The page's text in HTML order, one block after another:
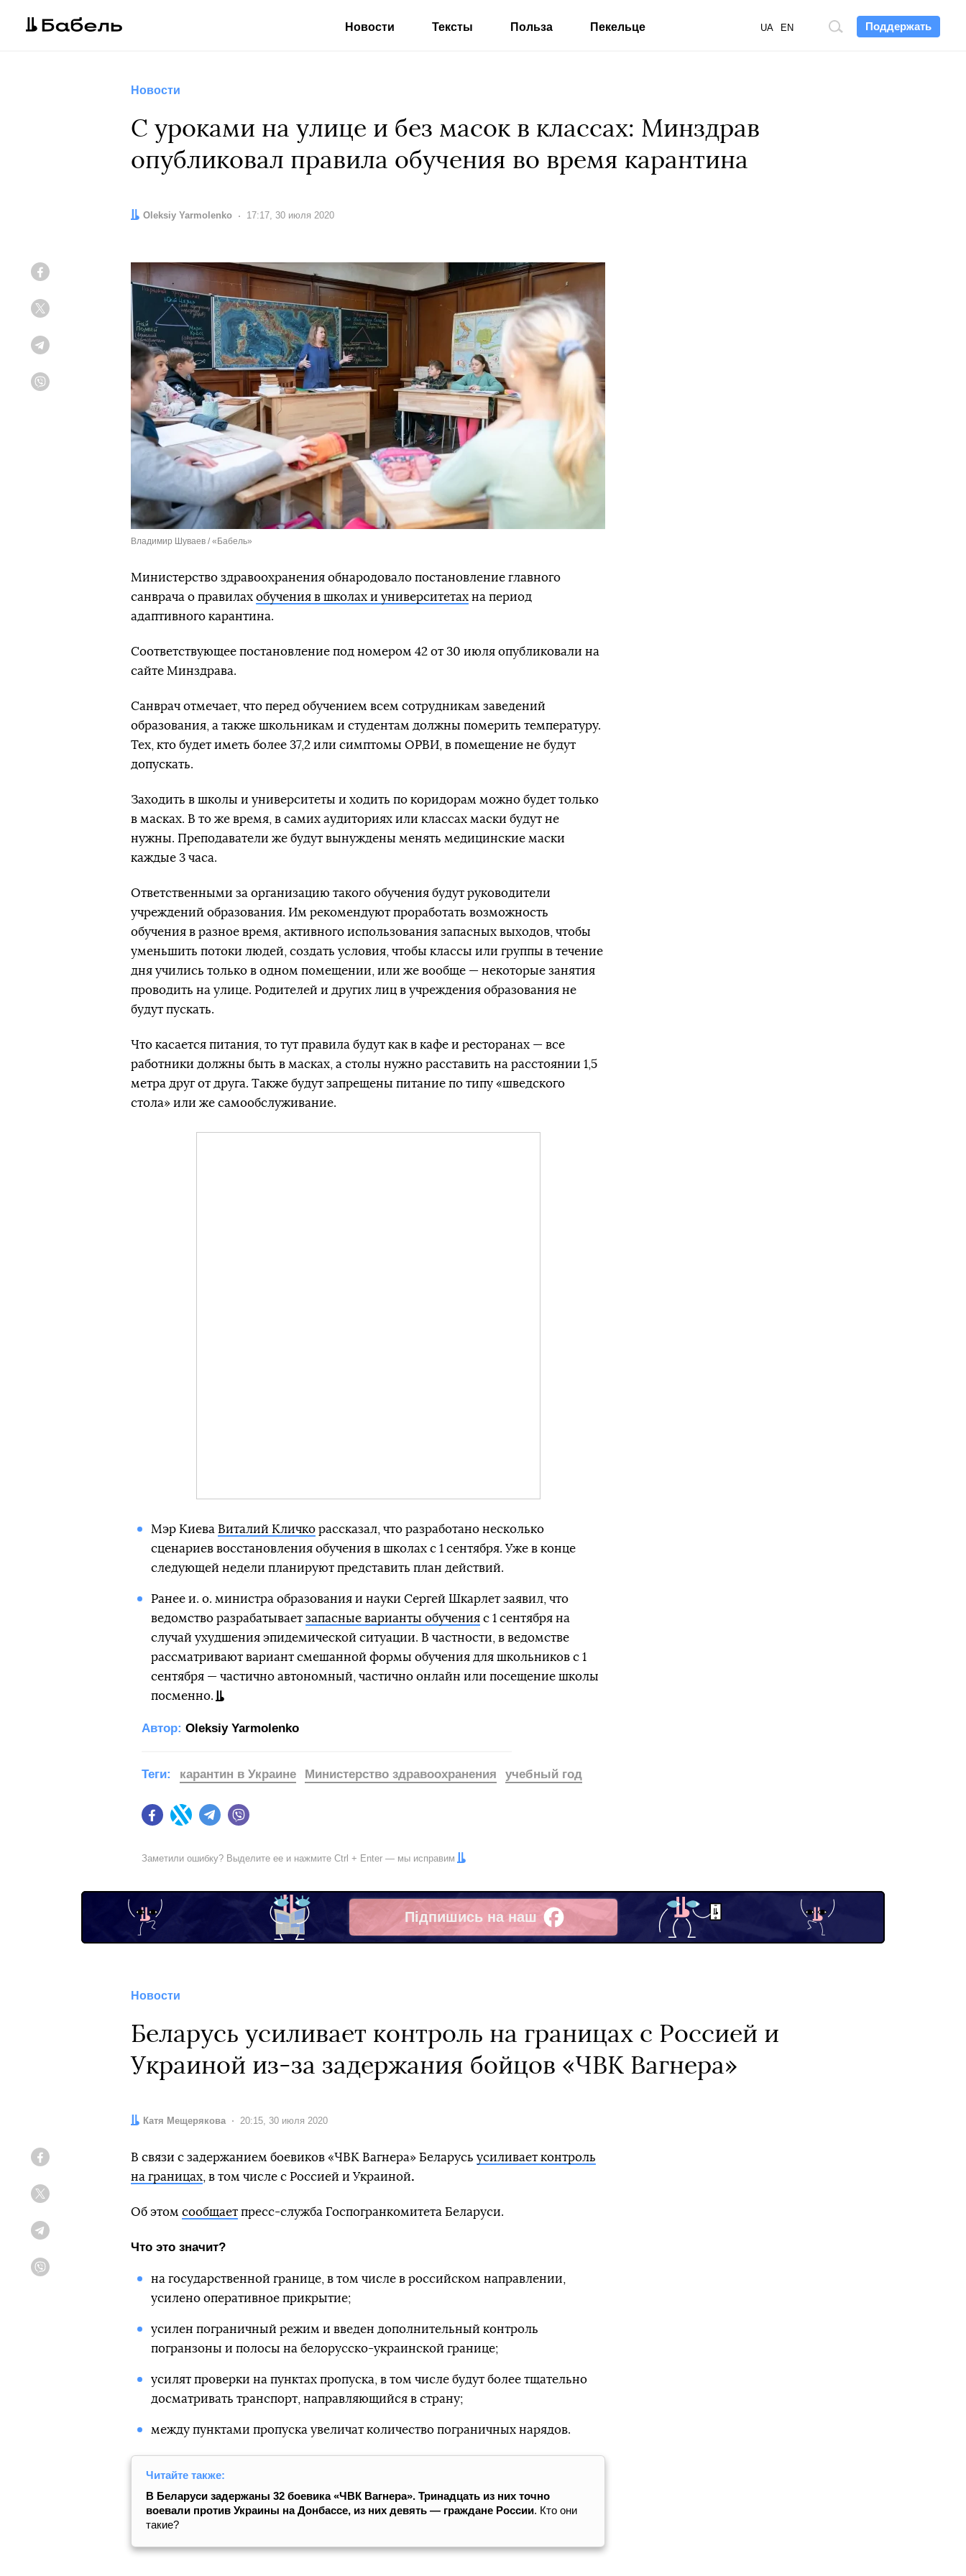
Поддержать
Поиск
UA EN
Новости Тексты Польза Пекельце
Новости
С уроками на улице и без масок в классах: Минздрав
опубликовал правила обучения во время карантина
Автор:
Oleksiy Yarmolenko Дата:
17:17, 30 июля 2020
Владимир Шуваев / «Бабель»
Министерство здравоохранения обнародовало постановление главного
санврача о правилах обучения в школах и университетах на период
адаптивного карантина.
Соответствующее постановление под номером 42 от 30 июля опубликовали на
сайте Минздрава.
Санврач отмечает, что перед обучением всем сотрудникам заведений
образования, а также школьникам и студентам должны померить температуру.
Тех, кто будет иметь более 37,2 или симптомы ОРВИ, в помещение не будут
допускать.
Заходить в школы и университеты и ходить по коридорам можно будет только
в масках. В то же время, в самих аудиториях или классах маски будут не
нужны. Преподаватели же будут вынуждены менять медицинские маски
каждые 3 часа.
Ответственными за организацию такого обучения будут руководители
учреждений образования. Им рекомендуют проработать возможность
обучения в разное время, активного использования запасных выходов, чтобы
уменьшить потоки людей, создать условия, чтобы классы или группы в течение
дня учились только в одном помещении, или же вообще — некоторые занятия
проводить на улице. Родителей и других лиц в учреждения образования не
будут пускать.
Что касается питания, то тут правила будут как в кафе и ресторанах — все
работники должны быть в масках, а столы нужно расставить на расстоянии 1,5
метра друг от друга. Также будут запрещены питание по типу «шведского
стола» или же самообслуживание.
Мэр Киева Виталий Кличкорассказал, что разработано несколько
сценариев восстановления обучения в школах с 1 сентября. Уже в конце
следующей недели планируют представить план действий.
Ранее и. о. министра образования и науки Сергей Шкарлет заявил, что
ведомство разрабатывает запасные варианты обученияс 1 сентября на
случай ухудшения эпидемической ситуации. В частности, в ведомстве
рассматривают вариант смешанной формы обучения для школьников с 1
сентября — частично автономный, частично онлайн или посещение школы
посменно.
Автор: Oleksiy Yarmolenko
FacebookTwitter Telegram
Теги: карантин в Украине Министерство здравоохранения учебный год
Заметили ошибку? Выделите ее и нажмите Ctrl + Enter — мы исправим
Підпишись на наш
Facebook
Новости
Беларусь усиливает контроль на границах с Россией и
Украиной из-за задержания бойцов «ЧВК Вагнера»
Автор:
Катя Мещерякова Дата:
20:15, 30 июля 2020
В связи с задержанием боевиков «ЧВК Вагнера» Беларусь усиливает контроль
на границах , в том числе с Россией и Украиной.
Об этом сообщает пресс-служба Госпогранкомитета Беларуси.
Что это значит?
на государственной границе, в том числе в российском направлении,
усилено оперативное прикрытие;
усилен пограничный режим и введен дополнительный контроль
погранзоны и полосы на белорусско-украинской границе;
усилят проверки на пунктах пропуска, в том числе будут более тщательно
досматривать транспорт, направляющийся в страну;
между пунктами пропуска увеличат количество пограничных нарядов.
Читайте также:
В Беларуси задержаны 32 боевика «ЧВК Вагнера». Тринадцать из них точно
воевали против Украины на Донбассе, из них девять — граждане России. Кто они
такие?